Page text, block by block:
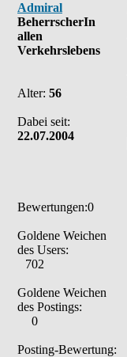
Admiral
BeherrscherIn
allen
Verkehrslebens
Alter: 56
Dabei seit:
22.07.2004
Bewertungen:0
Goldene Weichen
des Users:
702
Goldene Weichen
des Postings:
0
Posting-Bewertung: